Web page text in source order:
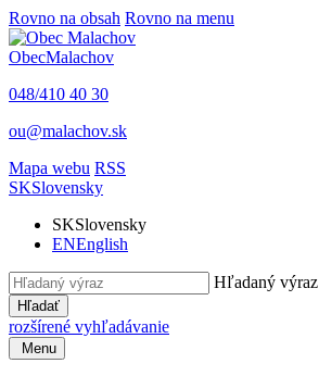
Rovno na obsah Rovno na menu
ObecMalachov
048/410 40 30
ou@malachov.sk
Mapa webu RSS
SKSlovensky
SKSlovensky
ENEnglish
Hľadaný výraz
Hľadať
rozšírené vyhľadávanie
Menu